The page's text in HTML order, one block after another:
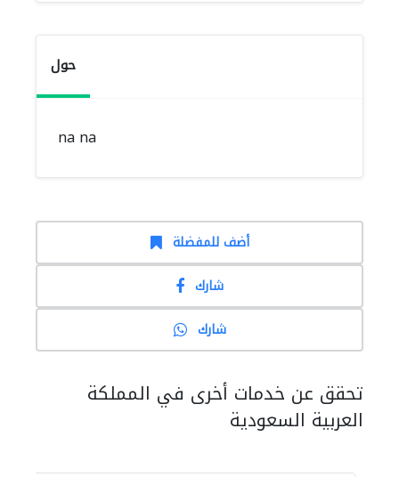
حول
na na
أضف للمفضلة
شارك
شارك
تحقق عن خدمات أخرى في المملكة
العربية السعودية